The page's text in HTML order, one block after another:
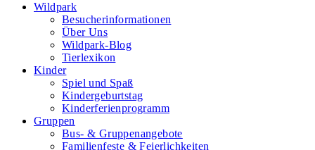
Wildpark
Besucherinformationen
Über Uns
Wildpark-Blog
Tierlexikon
Kinder
Spiel und Spaß
Kindergeburtstag
Kinderferienprogramm
Gruppen
Bus- & Gruppenangebote
Familienfeste & Feierlichkeiten